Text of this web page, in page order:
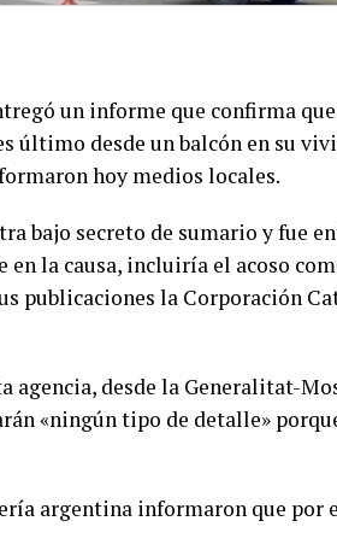
un informe que confirma
último desde un balcón en su
hoy medios locales.
bajo secreto de sumario y fue
en la causa, incluiría el acoso
publicaciones la Corporación
agencia, desde la Generalitat-
«ningún tipo de detalle»
argentina informaron que por